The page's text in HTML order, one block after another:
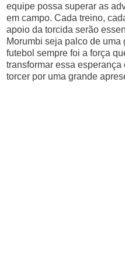
equipe possa superar as
em campo. Cada treino,
apoio da torcida serão
Morumbi seja palco de
futebol sempre foi a força
transformar essa
torcer por uma grande